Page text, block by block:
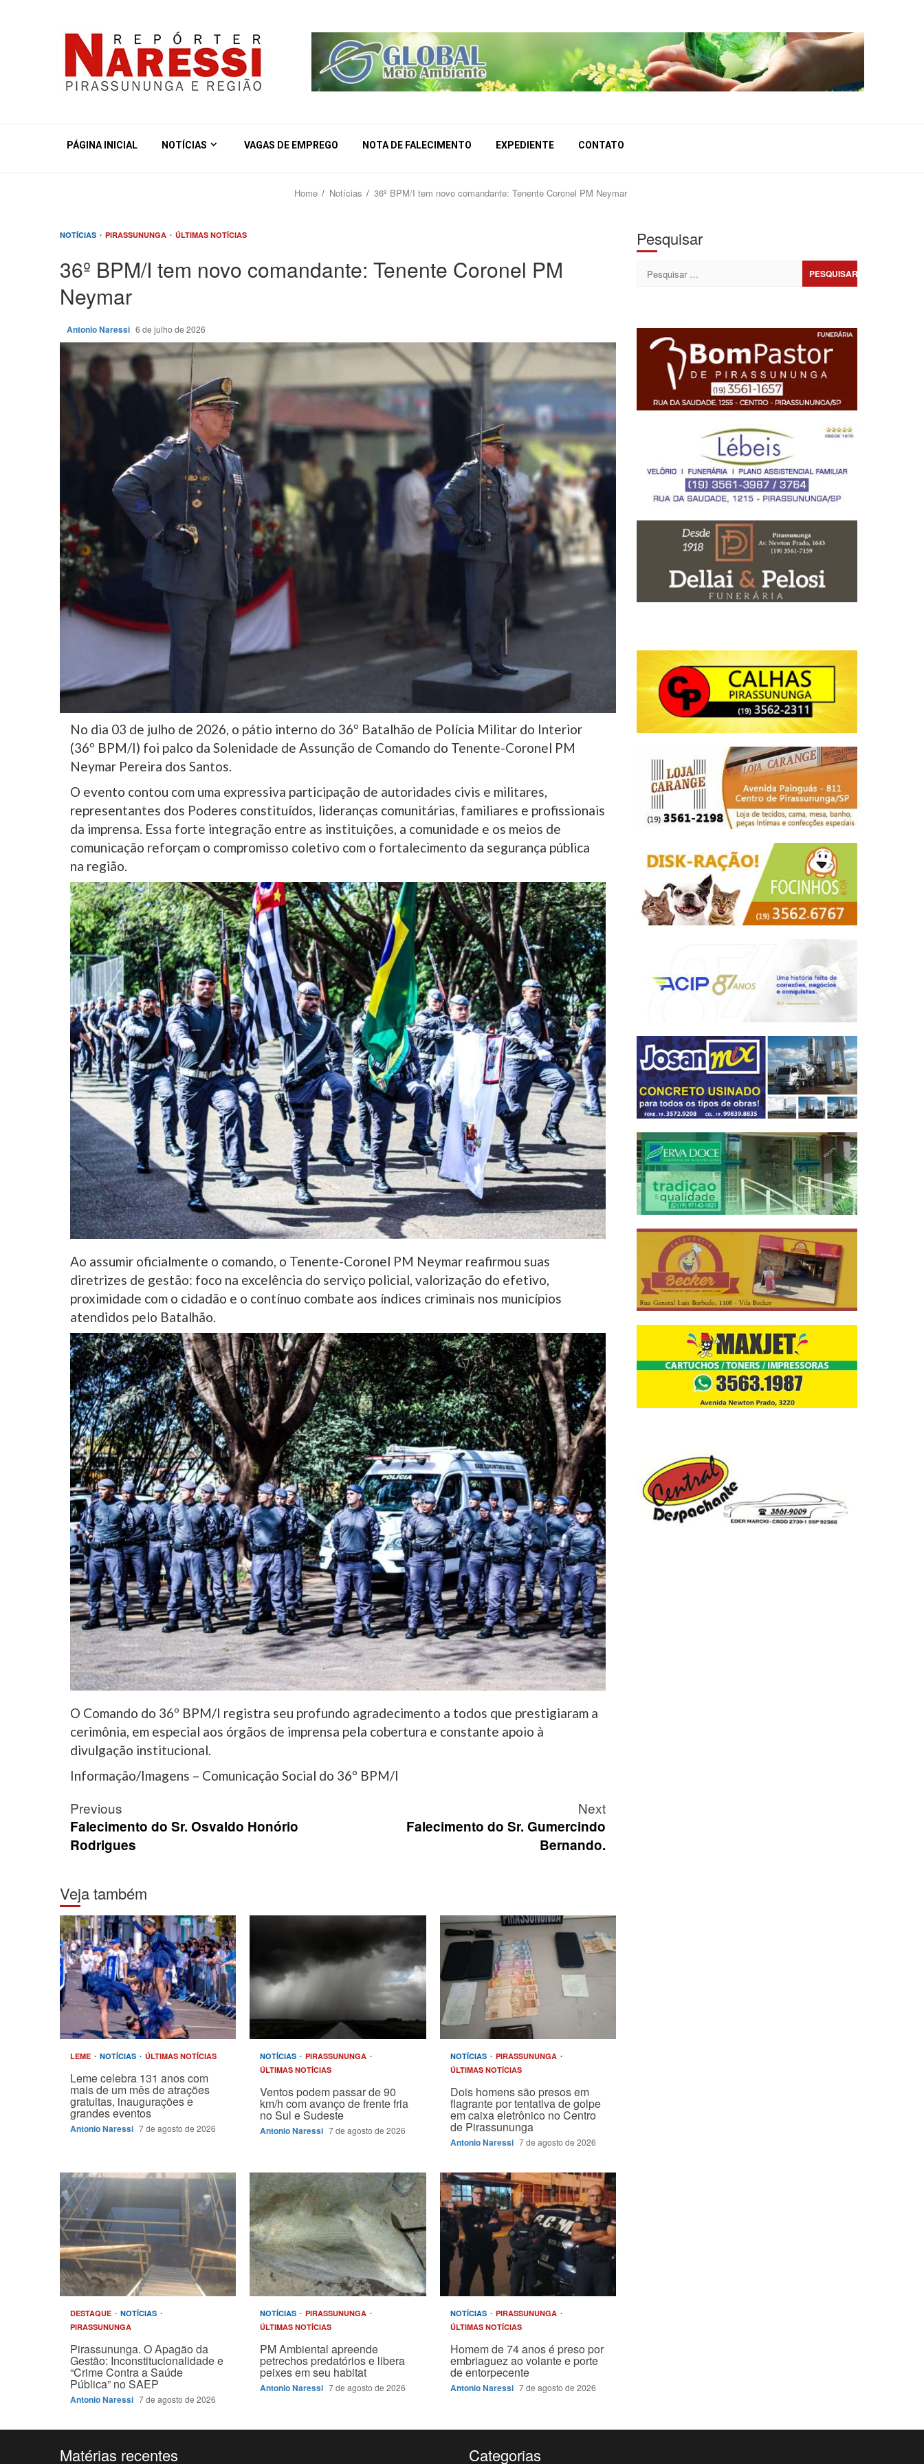
PÁGINA INICIAL NOTÍCIAS VAGAS DE EMPREGO NOTA DE FALECIMENTO EXPEDIENTE CONTATO
Home Notícias 36º BPM/I tem novo comandante: Tenente Coronel PM Neymar
NOTÍCIAS PIRASSUNUNGA ÚLTIMAS NOTÍCIAS
36º BPM/I tem novo comandante: Tenente Coronel PM
Neymar
Antonio Naressi 6 de julho de 2026
No dia 03 de julho de 2026, o pátio interno do 36º Batalhão de Polícia Militar do Interior
(36º BPM/I) foi palco da Solenidade de Assunção de Comando do Tenente-Coronel PM
Neymar Pereira dos Santos.
O evento contou com uma expressiva participação de autoridades civis e militares,
representantes dos Poderes constituídos, lideranças comunitárias, familiares e profissionais
da imprensa. Essa forte integração entre as instituições, a comunidade e os meios de
comunicação reforçam o compromisso coletivo com o fortalecimento da segurança pública
na região.
Ao assumir oficialmente o comando, o Tenente-Coronel PM Neymar reafirmou suas
diretrizes de gestão: foco na excelência do serviço policial, valorização do efetivo,
proximidade com o cidadão e o contínuo combate aos índices criminais nos municípios
atendidos pelo Batalhão.
O Comando do 36º BPM/I registra seu profundo agradecimento a todos que prestigiaram a
cerimônia, em especial aos órgãos de imprensa pela cobertura e constante apoio à
divulgação institucional.
Informação/Imagens – Comunicação Social do 36º BPM/I
Post
navigation
Previous
Falecimento do Sr. Osvaldo Honório
Rodrigues
Next
Falecimento do Sr. Gumercindo
Bernando.
Veja também
LEME NOTÍCIAS ÚLTIMAS NOTÍCIAS
Leme celebra 131 anos com
mais de um mês de atrações
gratuitas, inaugurações e
grandes eventos
Antonio Naressi 7 de agosto de 2026
NOTÍCIAS
PIRASSUNUNGA
ÚLTIMAS NOTÍCIAS
Ventos podem passar de 90
km/h com avanço de frente fria
no Sul e Sudeste
Antonio Naressi 7 de agosto de 2026
NOTÍCIAS
PIRASSUNUNGA
ÚLTIMAS NOTÍCIAS
Dois homens são presos em
flagrante por tentativa de golpe
em caixa eletrônico no Centro
de Pirassununga
Antonio Naressi 7 de agosto de 2026
DESTAQUE
NOTÍCIAS
PIRASSUNUNGA
Pirassununga. O Apagão da
Gestão: Inconstitucionalidade e
“Crime Contra a Saúde
Pública” no SAEP
Antonio Naressi 7 de agosto de 2026
NOTÍCIAS
PIRASSUNUNGA
ÚLTIMAS NOTÍCIAS
PM Ambiental apreende
petrechos predatórios e libera
peixes em seu habitat
Antonio Naressi 7 de agosto de 2026
NOTÍCIAS
PIRASSUNUNGA
ÚLTIMAS NOTÍCIAS
Homem de 74 anos é preso por
embriaguez ao volante e porte
de entorpecente
Antonio Naressi 7 de agosto de 2026
Pesquisar
Pesquisar
Matérias recentes Categorias